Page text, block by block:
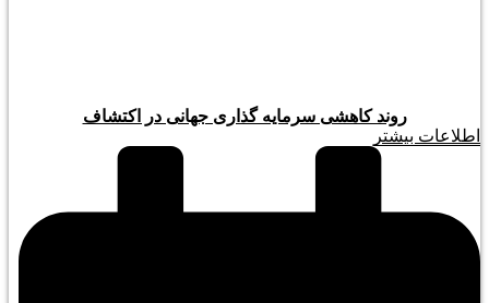
روند کاهشی سرمایه گذاری جهانی در اکتشاف
اطلاعات بیشتر